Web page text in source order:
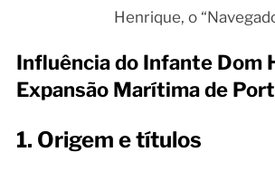
Henrique, o
Influência do Infante Dom
Expansão Marítima de
1. Origem e títulos